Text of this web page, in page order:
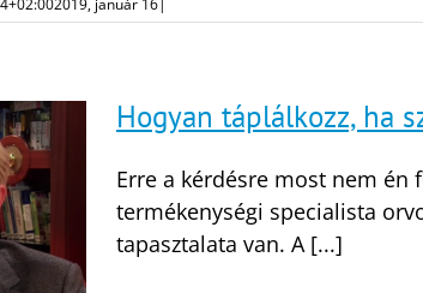
Hogyan táplálkozz, ha
Erre a kérdésre most nem én
termékenységi specialista
tapasztalata van. A [...]